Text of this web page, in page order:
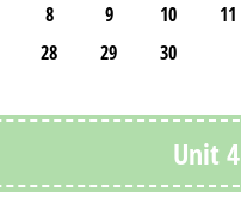
8 9 10 11
28 29 30
Unit 4